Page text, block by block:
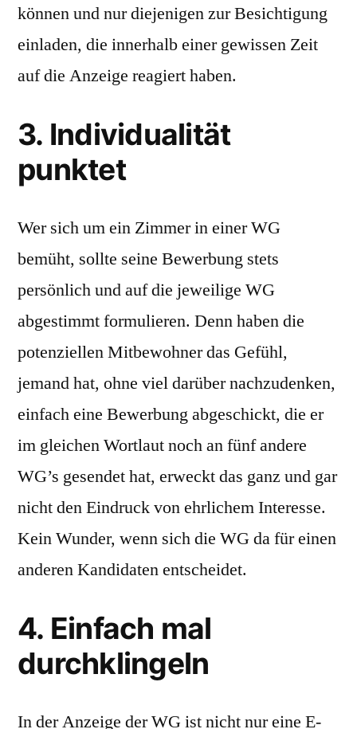
können und nur diejenigen zur Besichtigung
einladen, die innerhalb einer gewissen Zeit
auf die Anzeige reagiert haben.
3. Individualität
punktet
Wer sich um ein Zimmer in einer WG
bemüht, sollte seine Bewerbung stets
persönlich und auf die jeweilige WG
abgestimmt formulieren. Denn haben die
potenziellen Mitbewohner das Gefühl,
jemand hat, ohne viel darüber nachzudenken,
einfach eine Bewerbung abgeschickt, die er
im gleichen Wortlaut noch an fünf andere
WG’s gesendet hat, erweckt das ganz und gar
nicht den Eindruck von ehrlichem Interesse.
Kein Wunder, wenn sich die WG da für einen
anderen Kandidaten entscheidet.
4. Einfach mal
durchklingeln
In der Anzeige der WG ist nicht nur eine E-